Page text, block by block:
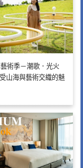
術季－潮歌．光火
山海與藝術交織的魅